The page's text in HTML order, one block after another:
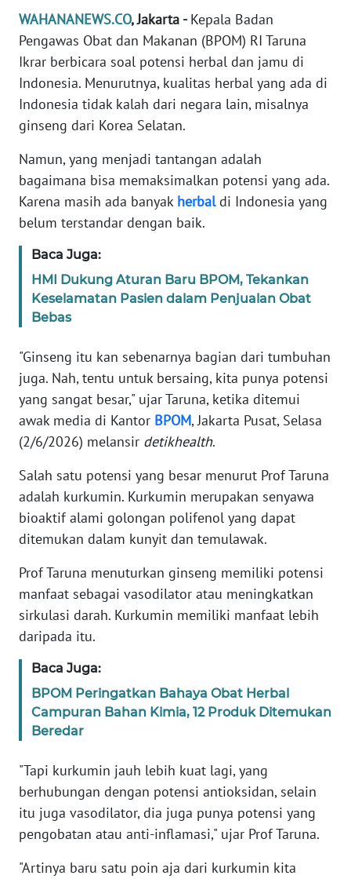
WAHANANEWS.CO, Jakarta -Kepala Badan
Pengawas Obat dan Makanan (BPOM) RI Taruna
Ikrar berbicara soal potensi herbal dan jamu di
Indonesia. Menurutnya, kualitas herbal yang ada di
Indonesia tidak kalah dari negara lain, misalnya
ginseng dari Korea Selatan.
Namun, yang menjadi tantangan adalah
bagaimana bisa memaksimalkan potensi yang ada.
Karena masih ada banyak herbaldi Indonesia yang
belum terstandar dengan baik.
Baca Juga:
HMI Dukung Aturan Baru BPOM, Tekankan
Keselamatan Pasien dalam Penjualan Obat
Bebas
"Ginseng itu kan sebenarnya bagian dari tumbuhan
juga. Nah, tentu untuk bersaing, kita punya potensi
yang sangat besar," ujar Taruna, ketika ditemui
awak media di Kantor BPOM, Jakarta Pusat, Selasa
(2/6/2026) melansir detikhealth.
Salah satu potensi yang besar menurut Prof Taruna
adalah kurkumin. Kurkumin merupakan senyawa
bioaktif alami golongan polifenol yang dapat
ditemukan dalam kunyit dan temulawak.
Prof Taruna menuturkan ginseng memiliki potensi
manfaat sebagai vasodilator atau meningkatkan
sirkulasi darah. Kurkumin memiliki manfaat lebih
daripada itu.
Baca Juga:
BPOM Peringatkan Bahaya Obat Herbal
Campuran Bahan Kimia, 12 Produk Ditemukan
Beredar
"Tapi kurkumin jauh lebih kuat lagi, yang
berhubungan dengan potensi antioksidan, selain
itu juga vasodilator, dia juga punya potensi yang
pengobatan atau anti-inflamasi," ujar Prof Taruna.
"Artinya baru satu poin aja dari kurkumin kita
Informasi
INDEKS
BERITA
KONTAK
KAMI
INFO
TENTANG
PEDOMAN
REDAKSI
KARIR
DISCLAIMER
Wahana
News
Regional
WN
SUMUT
WN
WN
JABAR
BANTEN
WN
NTT
WN